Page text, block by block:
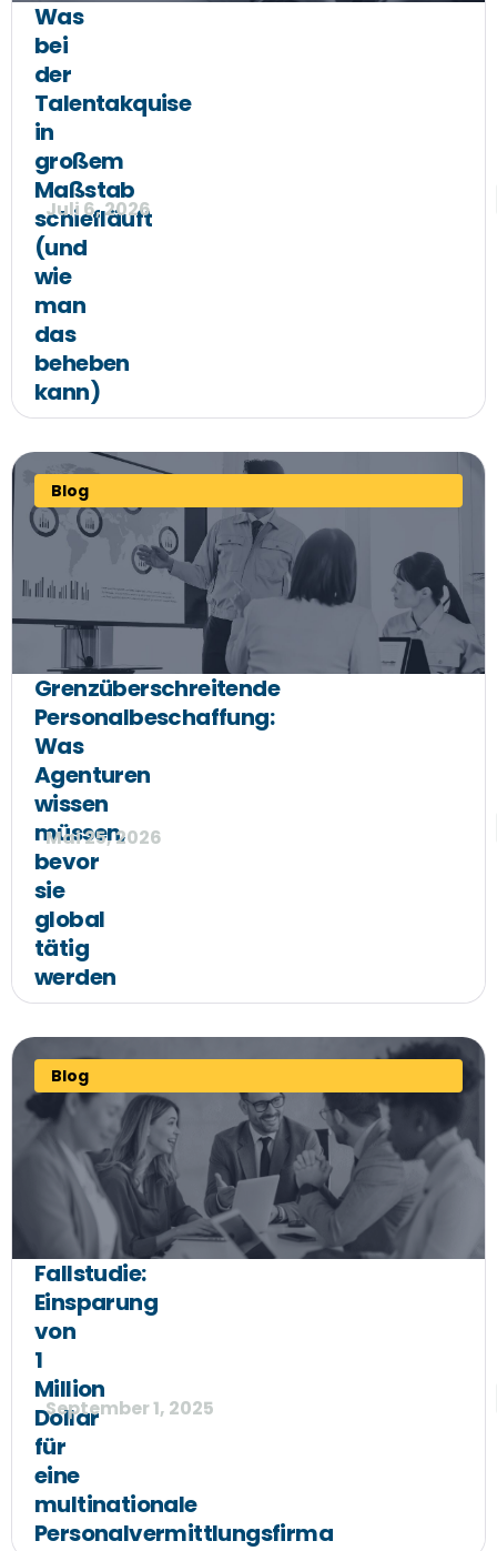
Was
bei
der
Talentakquise
in
großem
Maßstab
schiefläuft
(und
wie
man
das
beheben
kann)
Juli 6, 2026
Blog
Grenzüberschreitende
Personalbeschaffung:
Was
Agenturen
wissen
müssen,
bevor
sie
global
tätig
werden
Mai 25, 2026
Blog
Fallstudie:
Einsparung
von
1
Million
Dollar
für
eine
multinationale
Personalvermittlungsfirma
September 1, 2025